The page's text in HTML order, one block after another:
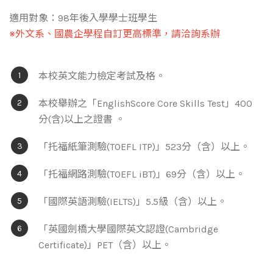
適用對象：98年後入學學士班學生
※外文系、國農企學程自訂更高標準，請洽詢系辦
本校英文能力檢定考試及格。
本校舉辦之「EnglishScore Core Skills Test」400
分(含)以上之證書 。
「托福紙筆測驗(TOEFL ITP)」523分（含）以上。
「托福網路測驗(TOEFL iBT)」69分（含）以上。
「國際英語測驗(IELTS)」5.5級（含）以上。
「英國劍橋大學國際英文認證(Cambridge
Certificate)」PET（含）以上。